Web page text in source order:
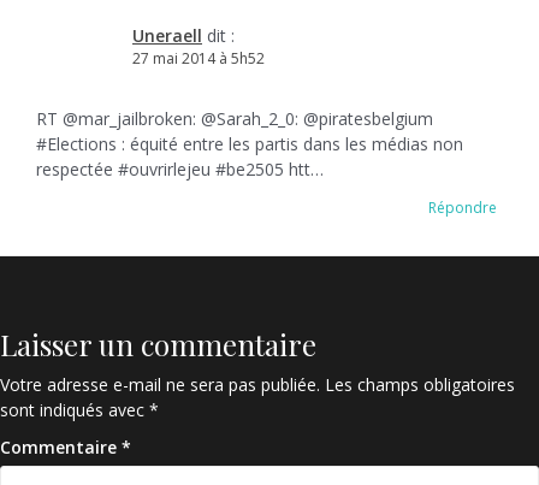
Uneraell dit :
27 mai 2014 à 5h52
RT @mar_jailbroken: @Sarah_2_0: @piratesbelgium
#Elections : équité entre les partis dans les médias non
respectée #ouvrirlejeu #be2505 htt…
Répondre
Laisser un commentaire
Votre adresse e-mail ne sera pas publiée. Les champs obligatoires
sont indiqués avec *
Commentaire *